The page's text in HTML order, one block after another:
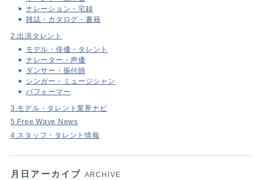
ナレーション・宅録
雑誌・カタログ・書籍
2.出演タレント
モデル・俳優・タレント
ナレーター・声優
ダンサー・振付師
シンガー・ミュージシャン
パフォーマー
3.モデル・タレント業界ナビ
5.Free Wave News
4.スタッフ・タレント情報
月日アーカイブ ARCHIVE